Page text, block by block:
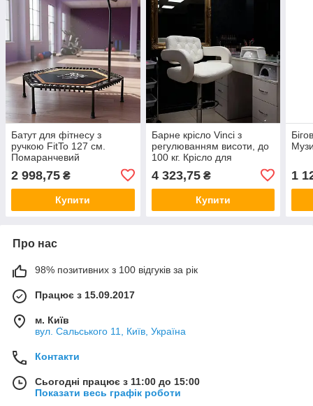
Батут для фітнесу з
ручкою FitTo 127 см.
Помаранчевий
2 998,75 ₴
Купити
Барне крісло Vinci з
регулюванням висоти, до
100 кг. Крісло для
4 323,75₴
Купити
1
Про нас
98% позитивних з 100 відгуків за рік
Працює з 15.09.2017
м. Київ
вул. Сальського 11, Київ, Україна
Контакти
Сьогодні працює з 11:00 до 15:00
Показати весь графік роботи